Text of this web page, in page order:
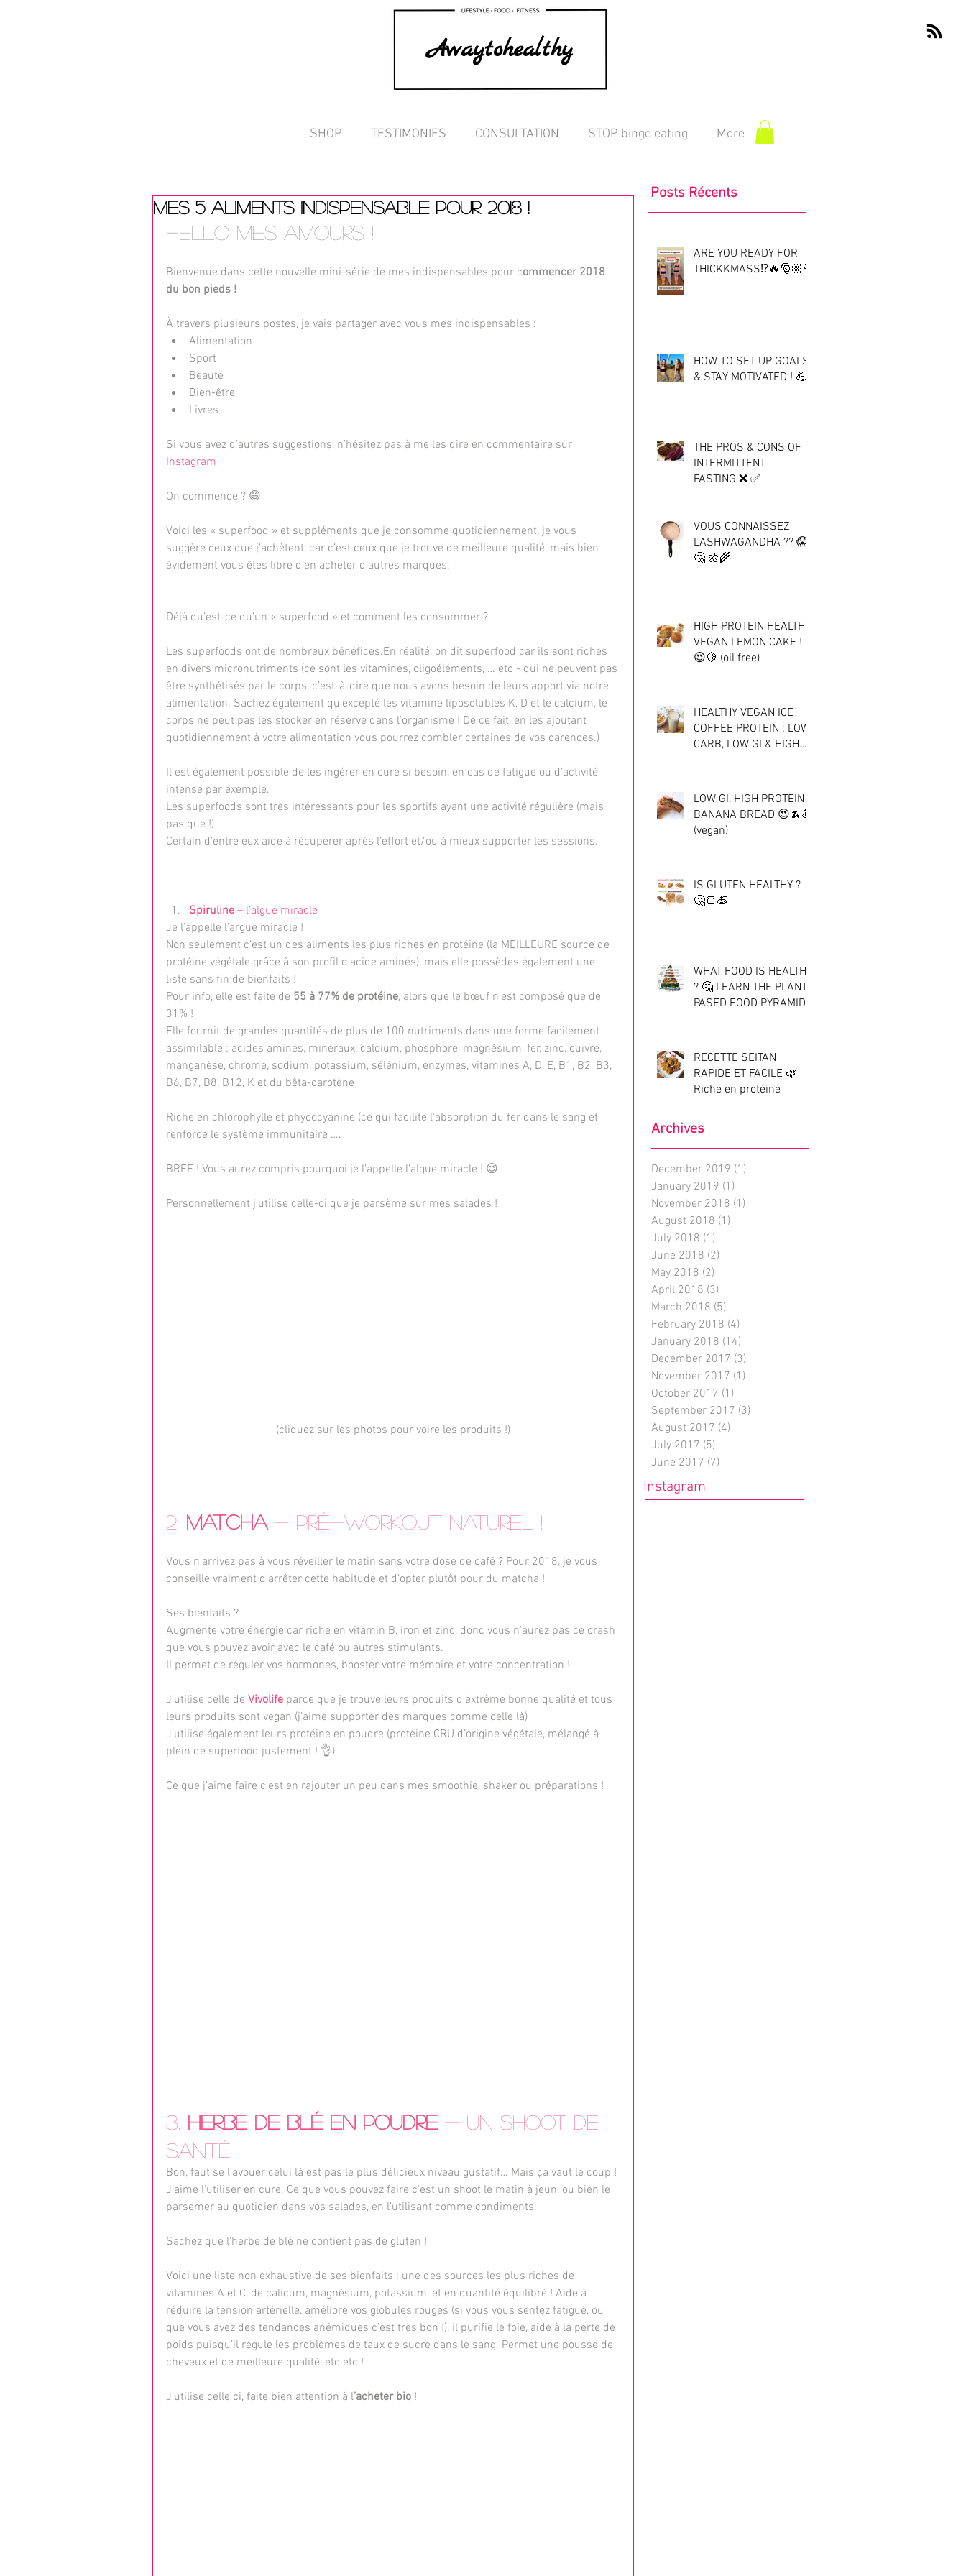
Awaytohealthy
SHOP TESTIMONIES CONSULTATION STOP binge eating More
MES 5 ALIMENTS INDISPENSABLE POUR 2018 !
Hello mes amours !
Bienvenue dans cette nouvelle mini-série de mes indispensables pour commencer 2018
du bon pieds !
À travers plusieurs postes, je vais partager avec vous mes indispensables :
Alimentation
Sport
Beauté
Bien-être
Livres
Si vous avez d’autres suggestions, n’hésitez pas à me les dire en commentaire sur
Instagram
On commence ? 😄
Voici les « superfood » et suppléments que je consomme quotidiennement, je vous
suggère ceux que j’achètent, car c’est ceux que je trouve de meilleure qualité, mais bien
évidement vous êtes libre d’en acheter d’autres marques.
Déjà qu’est-ce qu’un « superfood » et comment les consommer ?
Les superfoods ont de nombreux bénéfices.En réalité, on dit superfood car ils sont riches
en divers micronutriments (ce sont les vitamines, oligoéléments, … etc - qui ne peuvent pas
être synthétisés par le corps, c’est-à-dire que nous avons besoin de leurs apport via notre
alimentation. Sachez également qu’excepté les vitamine liposolubles K, D et le calcium, le
corps ne peut pas les stocker en réserve dans l’organisme ! De ce fait, en les ajoutant
quotidiennement à votre alimentation vous pourrez combler certaines de vos carences.)
Il est également possible de les ingérer en cure si besoin, en cas de fatigue ou d’activité
intense par exemple.
Les superfoods sont très intéressants pour les sportifs ayant une activité régulière (mais
pas que !)
Certain d’entre eux aide à récupérer après l’effort et/ou à mieux supporter les sessions.
Spiruline – l’algue miracle
Je l’appelle l’argue miracle !
Non seulement c’est un des aliments les plus riches en protéine (la MEILLEURE source de
protéine végétale grâce à son profil d’acide aminés), mais elle possèdes également une
liste sans fin de bienfaits !
Pour info, elle est faite de 55 à 77% de protéine, alors que le bœuf n’est composé que de
31% !
Elle fournit de grandes quantités de plus de 100 nutriments dans une forme facilement
assimilable : acides aminés, minéraux, calcium, phosphore, magnésium, fer, zinc, cuivre,
manganèse, chrome, sodium, potassium, sélénium, enzymes, vitamines A, D, E, B1, B2, B3,
B6, B7, B8, B12, K et du bêta-carotène
Riche en chlorophylle et phycocyanine (ce qui facilite l'absorption du fer dans le sang et
renforce le système immunitaire ….
BREF ! Vous aurez compris pourquoi je l’appelle l’algue miracle ! 😉
Personnellement j’utilise celle-ci que je parsème sur mes salades !
(cliquez sur les photos pour voire les produits !)
2. Matcha - Pré-workout naturel !
Vous n’arrivez pas à vous réveiller le matin sans votre dose de café ? Pour 2018, je vous
conseille vraiment d’arrêter cette habitude et d’opter plutôt pour du matcha !
Ses bienfaits ?
Augmente votre énergie car riche en vitamin B, iron et zinc, donc vous n’aurez pas ce crash
que vous pouvez avoir avec le café ou autres stimulants.
Il permet de réguler vos hormones, booster votre mémoire et votre concentration !
J’utilise celle de Vivolife parce que je trouve leurs produits d’extrême bonne qualité et tous
leurs produits sont vegan (j’aime supporter des marques comme celle là)
J’utilise également leurs protéine en poudre (protéine CRU d’origine végétale, mélangé à
plein de superfood justement ! 👌)
Ce que j’aime faire c’est en rajouter un peu dans mes smoothie, shaker ou préparations !
3. Herbe de blé en poudre - un shoot de
santé
Bon, faut se l’avouer celui là est pas le plus délicieux niveau gustatif… Mais ça vaut le coup !
J’aime l’utiliser en cure. Ce que vous pouvez faire c’est un shoot le matin à jeun, ou bien le
parsemer au quotidien dans vos salades, en l’utilisant comme condiments.
Sachez que l’herbe de blé ne contient pas de gluten !
Voici une liste non exhaustive de ses bienfaits : une des sources les plus riches de
vitamines A et C, de calicum, magnésium, potassium, et en quantité équilibré ! Aide à
réduire la tension artérielle, améliore vos globules rouges (si vous vous sentez fatigué, ou
que vous avez des tendances anémiques c’est très bon !), il purifie le foie, aide à la perte de
poids puisqu’il régule les problèmes de taux de sucre dans le sang. Permet une pousse de
cheveux et de meilleure qualité, etc etc !
J’utilise celle ci, faite bien attention à l’acheter bio !
Posts Récents
ARE YOU READY FOR
THICKKMASS⁉️🔥🎅🏼🎁
HOW TO SET UP GOALS
& STAY MOTIVATED ! 💪
THE PROS & CONS OF
INTERMITTENT
FASTING ❌ ✅
VOUS CONNAISSEZ
L'ASHWAGANDHA ?? 😱
🤔 🌼🌾
HIGH PROTEIN HEALTHY
VEGAN LEMON CAKE !
😍🍋 (oil free)
HEALTHY VEGAN ICE
COFFEE PROTEIN : LOW
CARB, LOW GI & HIGH
LOW GI, HIGH PROTEIN
BANANA BREAD 😍🍌💪
(vegan)
IS GLUTEN HEALTHY ?
🤔🍞🍝
WHAT FOOD IS HEALTHY
? 🤔 LEARN THE PLANT
PASED FOOD PYRAMID !
RECETTE SEITAN
RAPIDE ET FACILE 🌿
Riche en protéine
Archives
December 2019 (1)
January 2019 (1)
November 2018 (1)
August 2018 (1)
July 2018 (1)
June 2018 (2)
May 2018 (2)
April 2018 (3)
March 2018 (5)
February 2018 (4)
January 2018 (14)
December 2017 (3)
November 2017 (1)
October 2017 (1)
September 2017 (3)
August 2017 (4)
July 2017 (5)
June 2017 (7)
Instagram